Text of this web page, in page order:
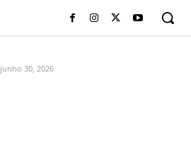
junho 30, 2026